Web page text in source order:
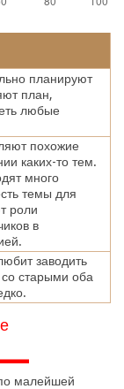
планируют
план,
любые
похожие
каких-то тем.
много
темы для
роли
в
заводить
старыми оба
малейшей